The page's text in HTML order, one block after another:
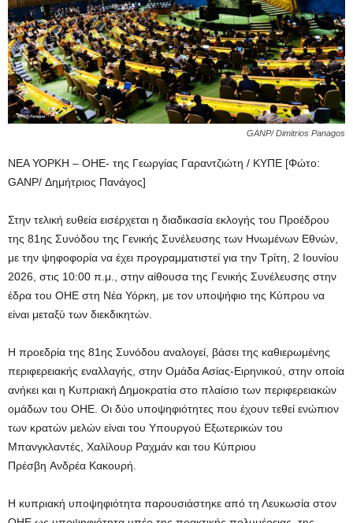
GANP/ Dimitrios Panagos
ΝΕΑ ΥΟΡΚΗ – ΟΗΕ- της Γεωργίας Γαραντζιώτη / ΚΥΠΕ [Φώτο:
GANP/ Δημήτριος Πανάγος]
Στην τελική ευθεία εισέρχεται η διαδικασία εκλογής του Προέδρου
της 81ης Συνόδου της Γενικής Συνέλευσης των Ηνωμένων Εθνών,
με την ψηφοφορία να έχει προγραμματιστεί για την Τρίτη, 2 Ιουνίου
2026, στις 10:00 π.μ., στην αίθουσα της Γενικής Συνέλευσης στην
έδρα του ΟΗΕ στη Νέα Υόρκη, με τον υποψήφιο της Κύπρου να
είναι μεταξύ των διεκδικητών.
Η προεδρία της 81ης Συνόδου αναλογεί, βάσει της καθιερωμένης
περιφερειακής εναλλαγής, στην Ομάδα Ασίας-Ειρηνικού, στην οποία
ανήκει και η Κυπριακή Δημοκρατία στο πλαίσιο των περιφερειακών
ομάδων του ΟΗΕ. Οι δύο υποψηφιότητες που έχουν τεθεί ενώπιον
των κρατών μελών είναι του Υπουργού Εξωτερικών του
Μπανγκλαντές, Χαλίλουρ Ραχμάν και του Κύπριου
Πρέσβη Ανδρέα Κακουρή.
Η κυπριακή υποψηφιότητα παρουσιάστηκε από τη Λευκωσία στον